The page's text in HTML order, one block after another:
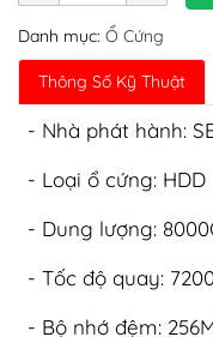
Danh mục: Ổ Cứng
Thông Số Kỹ Thuật
- Nhà phát hành:
- Loại ổ cứng: HDD
- Dung lượng:
- Tốc độ quay:
- Bộ nhớ đệm: